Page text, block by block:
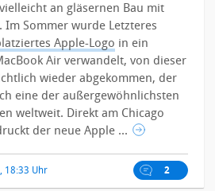
vielleicht an gläsernen Bau mit
Sommer wurde Letzteres
Apple-Logo in ein
Air verwandelt, von dieser
wieder abgekommen, der
eine der außergewöhnlichsten
weltweit. Direkt am Chicago
der neue Apple ...
18:33 Uhr 2